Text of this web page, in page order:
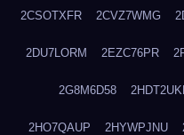
2CSOTXFR 2CVZ7WMG
2DU7LORM 2EZC76PR
2G8M6D58
2HO7QAUP 2HYWPJNU